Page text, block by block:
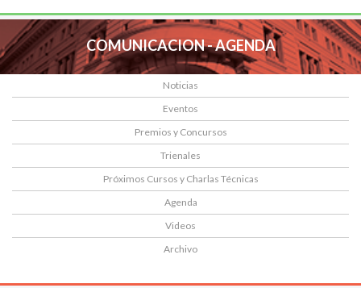
COMUNICACION - AGENDA
Noticias
Eventos
Premios y Concursos
Trienales
Próximos Cursos y Charlas Técnicas
Agenda
Videos
Archivo